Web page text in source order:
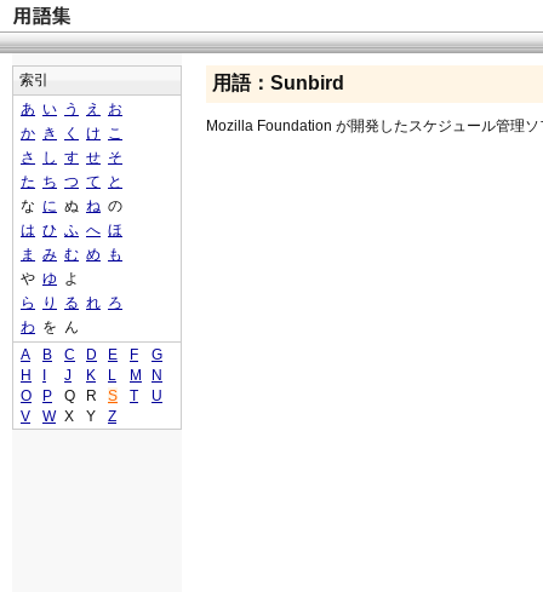
用語：Sunbird
Mozilla Foundation が開発したスケジュール管理
索引
あ い う え
お
か き く け こ
さ
し す せ そ
た ち つ て
と
な に ぬ ね の
は ひ ふ へ ほ
ま
み む め
も
や ゆ よ
ら
り る れ ろ
わ を ん
A
B C D E F
G
H
J K L M
N
O
P Q R S T
U
V
W X Y Z